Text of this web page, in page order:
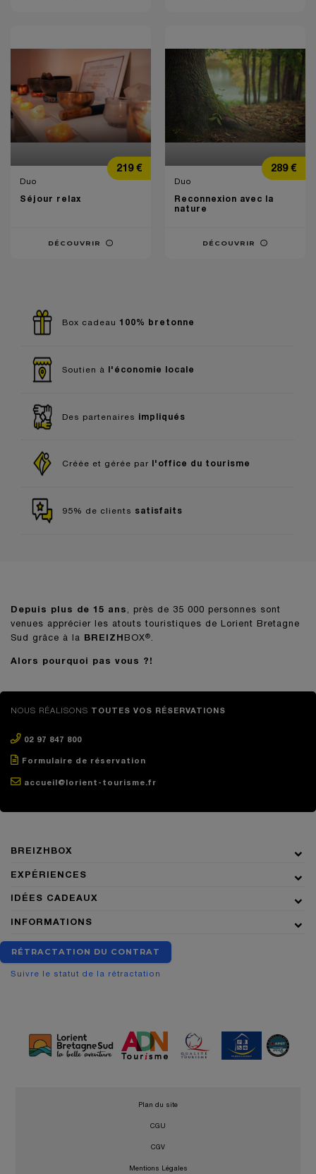
Prix219 €
Duo
Séjour relax
DÉCOUVRIR
Prix289 €
Duo
Reconnexion avec la
nature
DÉCOUVRIR
Box cadeau 100% bretonne
Soutien à l'économie locale
Des partenaires impliqués
Créée et gérée par l'office du tourisme
95% de clients satisfaits
Depuis plus de 15 ans , près de 35 000 personnes sont
venues apprécier les atouts touristiques de Lorient Bretagne
Sud grâce à la BREIZH BOX®.
Alors pourquoi pas vous ?!
NOUS RÉALISONS TOUTES VOS RÉSERVATIONS
02 97 847 800
Formulaire de réservation
accueil@lorient-tourisme.fr
BREIZHBOX
EXPÉRIENCES
IDÉES CADEAUX
INFORMATIONS
RÉTRACTATION DU CONTRAT
Suivre le statut de la rétractation
Plan du site
CGU
CGV
Mentions Légales